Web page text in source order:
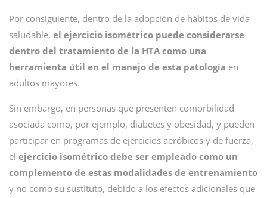
Por consiguiente, dentro de la adopción de hábitos de vida
saludable, el ejercicio isométrico puede considerarse
dentro del tratamiento de la HTA como una
herramienta útil en el manejo de esta patología en
adultos mayores.
Sin embargo, en personas que presenten comorbilidad
asociada como, por ejemplo, diabetes y obesidad, y pueden
participar en programas de ejercicios aeróbicos y de fuerza,
el ejercicio isométrico debe ser empleado como un
complemento de estas modalidades de entrenamiento
y no como su sustituto, debido a los efectos adicionales que